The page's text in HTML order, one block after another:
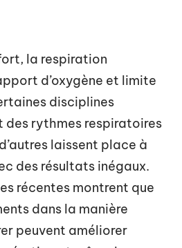
la respiration
d’oxygène et limite
disciplines
des rythmes respiratoires
laissent place à
des résultats inégaux.
récentes montrent que
dans la manière
peuvent améliorer